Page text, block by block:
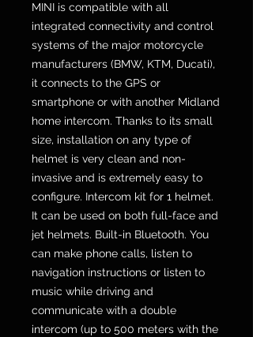
MINI is compatible with all
integrated connectivity and control
systems of the major motorcycle
manufacturers (BMW, KTM, Ducati),
it connects to the GPS or
smartphone or with another Midland
home intercom. Thanks to its small
size, installation on any type of
helmet is very clean and non-
invasive and is extremely easy to
configure. Intercom kit for 1 helmet.
It can be used on both full-face and
jet helmets. Built-in Bluetooth. You
can make phone calls, listen to
navigation instructions or listen to
music while driving and
communicate with a double
intercom (up to 500 meters with the